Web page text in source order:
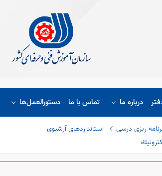
درباره ما تماس با ما دستورالعمل‌ها
ریزی درسی
استانداردهای آرشیوی